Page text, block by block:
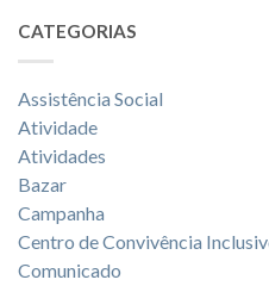
CATEGORIAS
Assistência Social
Atividade
Atividades
Bazar
Campanha
Centro de Convivência
Comunicado